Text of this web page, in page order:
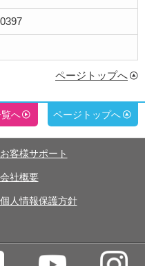
ページトップへ
へ ページトップへ
お客様サポート
会社概要
個人情報保護方針